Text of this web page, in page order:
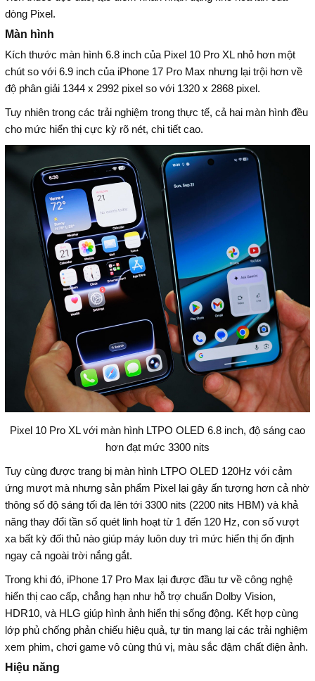
dòng Pixel.
Màn hình
Kích thước màn hình 6.8 inch của Pixel 10 Pro XL nhỏ hơn một
chút so với 6.9 inch của iPhone 17 Pro Max nhưng lại trội hơn về
độ phân giải 1344 x 2992 pixel so với 1320 x 2868 pixel.
Tuy nhiên trong các trải nghiệm trong thực tế, cả hai màn hình đều
cho mức hiển thị cực kỳ rõ nét, chi tiết cao.
Pixel 10 Pro XL với màn hình LTPO OLED 6.8 inch, độ sáng cao
hơn đạt mức 3300 nits
Tuy cùng được trang bị màn hình LTPO OLED 120Hz với cảm
ứng mượt mà nhưng sản phẩm Pixel lại gây ấn tượng hơn cả nhờ
thông số độ sáng tối đa lên tới 3300 nits (2200 nits HBM) và khả
năng thay đổi tần số quét linh hoạt từ 1 đến 120 Hz, con số vượt
xa bất kỳ đối thủ nào giúp máy luôn duy trì mức hiển thị ổn định
ngay cả ngoài trời nắng gắt.
Trong khi đó, iPhone 17 Pro Max lại được đầu tư về công nghệ
hiển thị cao cấp, chẳng hạn như hỗ trợ chuẩn Dolby Vision,
HDR10, và HLG giúp hình ảnh hiển thị sống động. Kết hợp cùng
lớp phủ chống phản chiếu hiệu quả, tự tin mang lại các trải nghiệm
xem phim, chơi game vô cùng thú vị, màu sắc đậm chất điện ảnh.
Hiệu năng